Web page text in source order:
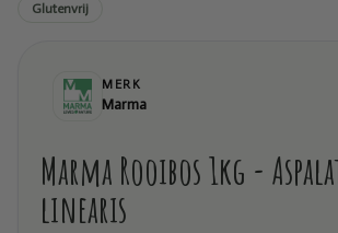
Glutenvrij
MERK
Marma
Marma Rooibos 1kg -
linearis